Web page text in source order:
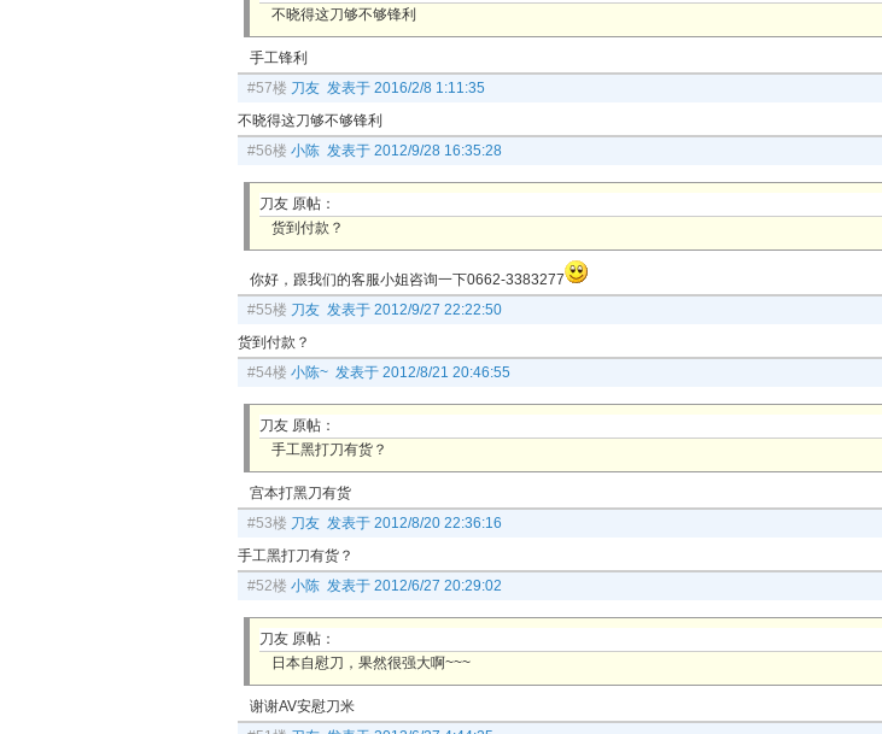
不晓得这刀够不够锋利
手工锋利
#57楼 刀友 发表于 2016/2/8 1:11:35
不晓得这刀够不够锋利
#56楼 小陈 发表于 2012/9/28 16:35:28
刀友 原帖：
货到付款？
你好，跟我们的客服小姐咨询一下0662-3383277
#55楼 刀友 发表于 2012/9/27 22:22:50
货到付款？
#54楼 小陈~ 发表于 2012/8/21 20:46:55
刀友 原帖：
手工黑打刀有货？
宫本打黑刀有货
#53楼 刀友 发表于 2012/8/20 22:36:16
手工黑打刀有货？
#52楼 小陈 发表于 2012/6/27 20:29:02
刀友 原帖：
日本自慰刀，果然很强大啊~~~
谢谢AV安慰刀米